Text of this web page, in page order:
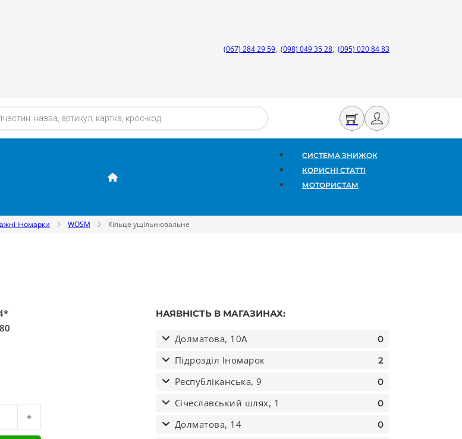
(067) 284 29 59, (098) 049 35 28, (095) 020 84 83
СИСТЕМА ЗНИЖОК
КОРИСНІ СТАТТІ
МОТОРИСТАМ
Іномарки WOSM Кільце ущільнювальне
кількість
НАЯВНІСТЬ В МАГАЗИНАХ:
Долматова, 10А 0
Підрозділ Іномарок 2
Республіканська, 9 0
Січеславський шлях, 1 0
Долматова, 14 0